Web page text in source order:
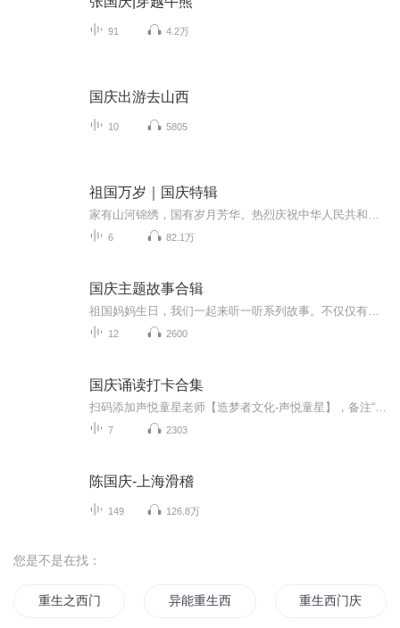
91 4.2万
国庆出游去山西
10 5805
祖国万岁｜国庆特辑
6 82.1万
国庆主题故事合辑
12 2600
国庆诵读打卡合集
7 2303
陈国庆-上海滑稽
149 126.8万
您是不是在找：
重生之西门庆 异能重生西门庆 重生西门庆